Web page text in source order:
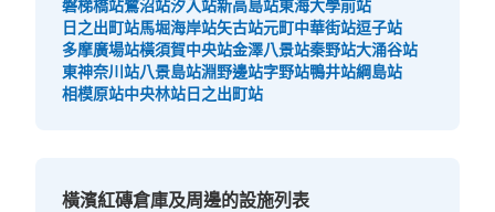
从日本大通り駅站步行9分钟。
本日營業時間:09:00〜21:30
日本大通り駅から徒歩で行ける大さん橋の中にあるブルー
ターミナルの横に設置されてます。
磐梯橋站鷺沼站汐入站新高島站東海大學前站
日之出町站馬堀海岸站矢古站元町中華街站逗子站
多摩廣場站橫須賀中央站金澤八景站秦野站大涌谷站
東神奈川站八景島站淵野邊站字野站鴨井站綱島站
相模原站中央林站日之出町站
橫濱紅磚倉庫及周邊的設施列表